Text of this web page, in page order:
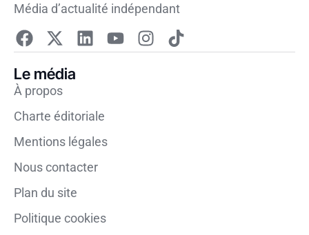
Média d’actualité indépendant
Le média
À propos
Charte éditoriale
Mentions légales
Nous contacter
Plan du site
Politique cookies